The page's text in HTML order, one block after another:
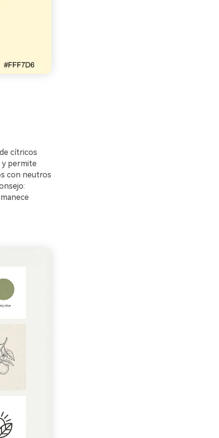
cítricos
y permite
con neutros